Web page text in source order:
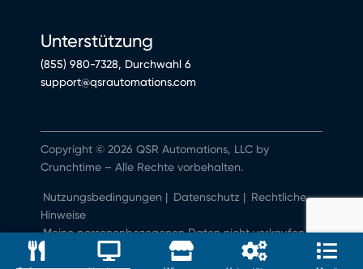
Unterstützung
(855) 980-7328, Durchwahl 6
support@qsrautomations.com
Nutzungsbedingungen | Datenschutz | Rechtliche
Hinweise
Meine personenbezogenen Daten nicht verkaufen
oder weitergeben
Copyright © 2026 QSR Automations, LLC by
Crunchtime – Alle Rechte vorbehalten.